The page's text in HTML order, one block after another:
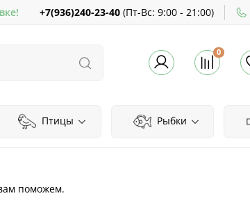
+7(936)240-23-40 (Пт-Вс: 9:00 - 21:00)
0
Птицы Рыбки
поможем.